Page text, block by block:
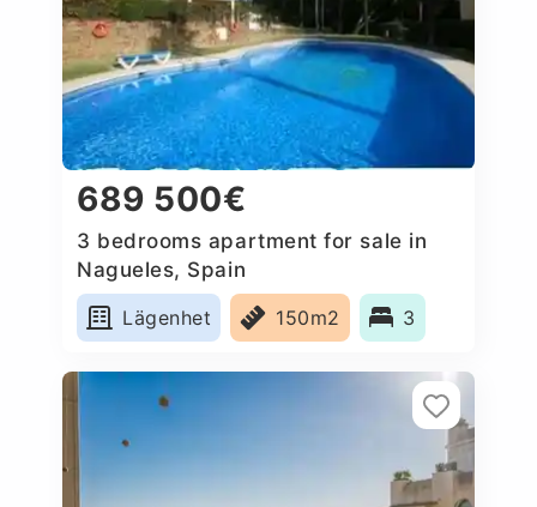
689 500€
3 bedrooms apartment for sale in
Nagueles, Spain
Lägenhet
150m2 3